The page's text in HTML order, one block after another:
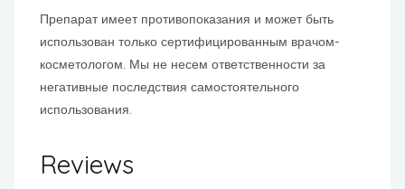
Препарат имеет противопоказания и может быть
использован только сертифицированным врачом-
косметологом. Мы не несем ответственности за
негативные последствия самостоятельного
использования.
Reviews